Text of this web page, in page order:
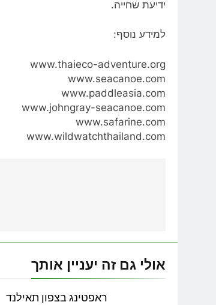
ידיעת שחייה.
למידע נוסף:
www.thaieco-adventure.org
www.seacanoe.com
www.paddleasia.com
www.johngray-seacanoe.com
www.safarine.com
www.wildwatchthailand.com
אולי גם זה יעניין אותך
ראפטינג בצפון תאילנד